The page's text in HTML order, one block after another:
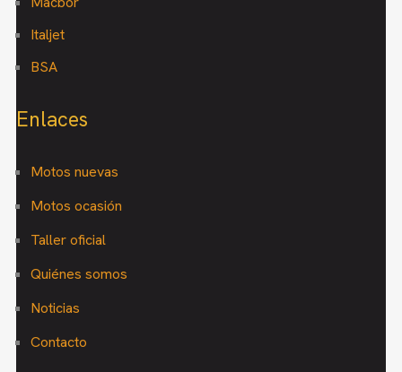
Italjet
BSA
Enlaces
Motos nuevas
Motos ocasión
Taller oficial
Quiénes somos
Noticias
Contacto